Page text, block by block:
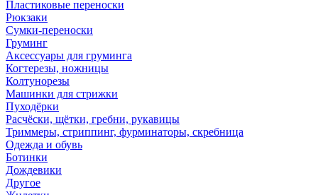
Пластиковые переноски
Рюкзаки
Сумки-переноски
Груминг
Аксессуары для груминга
Когтерезы, ножницы
Колтунорезы
Машинки для стрижки
Пуходёрки
Расчёски, щётки, гребни, рукавицы
Триммеры, стриппинг, фурминаторы, скребница
Одежда и обувь
Ботинки
Дождевики
Другое